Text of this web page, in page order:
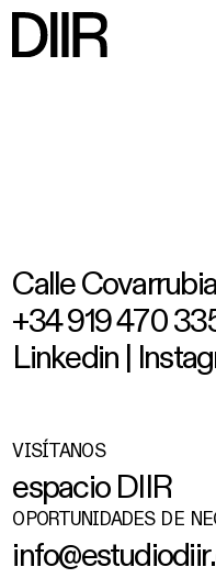
Calle Covarrubia
+34919470 33
Linkedin Instag
VISÍTANOS
espacio DI R
OPORTUNIDADES DE
info@estudiodiir.